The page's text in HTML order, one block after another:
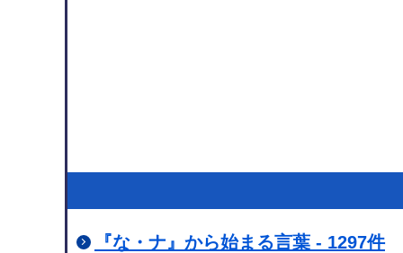
『な・ナ』から始まる言葉 - 1297件